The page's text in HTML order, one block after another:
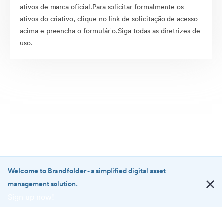
ativos de marca oficial.Para solicitar formalmente os
ativos do criativo, clique no link de solicitação de acesso
acima e preencha o formulário.Siga todas as diretrizes de
uso.
Welcome to Brandfolder- a simplified digital asset
management solution.